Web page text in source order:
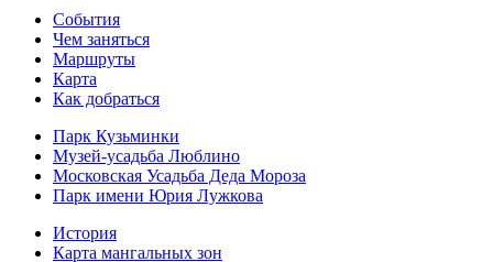
Cобытия
Чем заняться
Маршруты
Карта
Как добраться
Парк Кузьминки
Музей-усадьба Люблино
Московская Усадьба Деда Мороза
Парк имени Юрия Лужкова
История
Карта мангальных зон